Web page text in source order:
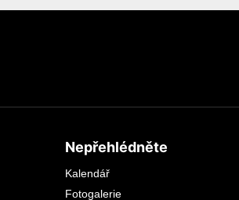
Nepřehlédněte
Kalendář
Fotogalerie